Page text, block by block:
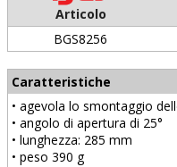
Articolo
BGS8256
Caratteristiche
• agevola lo smontaggio
• angolo di apertura di 25°
• lunghezza: 285 mm
• peso 390 g